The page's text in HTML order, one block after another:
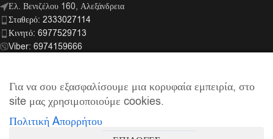
Ελ. Βενιζέλου 160, Αλεξάνδρεια
Σταθερό: 2333027114
Κινητό: 6977529713
Viber: 6974159666
ΣΎΝΔΕΣΜΟΙ
ΠΛΗΡΟΦΟΡΊΕΣ
Για να σου εξασφαλίσουμε μια κορυφαία εμπειρία, στο
site μας χρησιμοποιούμε cookies.
Πολιτική Aπορρήτου